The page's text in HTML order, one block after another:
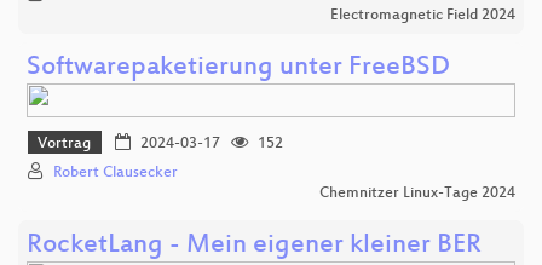
Electromagnetic Field 2024
Softwarepaketierung unter FreeBSD
Vortrag 2024-03-17
152
Robert Clausecker
Chemnitzer Linux-Tage 2024
RocketLang - Mein eigener kleiner BER